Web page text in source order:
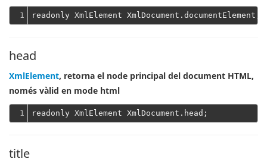
1
head
XmlElement, retorna el node principal del document HTML,
només vàlid en mode html
1
title